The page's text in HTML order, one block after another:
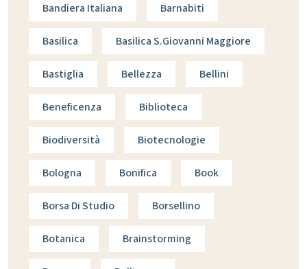
Bandiera Italiana Barnabiti
Basilica Basilica S.giovanni Maggiore
Bastiglia Bellezza Bellini
Beneficenza Biblioteca
Biodiversità Biotecnologie
Bologna Bonifica Book
Borsa Di Studio Borsellino
Botanica Brainstorming